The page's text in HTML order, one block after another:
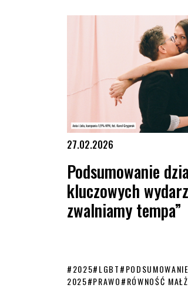
27.02.2026
Podsumowanie
kluczowych
zwalniamy tempa”
#2025#LGBT#PODSUMOWANIE
2025#PRAWO#RÓWNOŚĆ